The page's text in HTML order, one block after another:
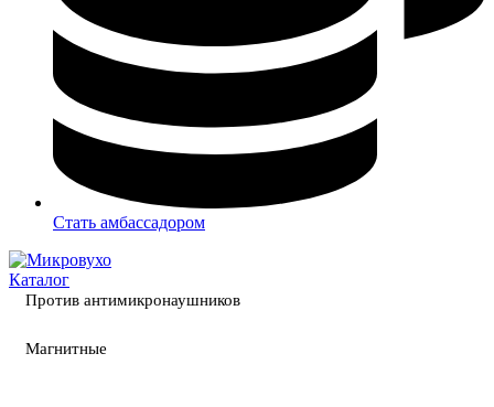
Стать амбассадором
Каталог
Против антимикронаушников
Магнитные